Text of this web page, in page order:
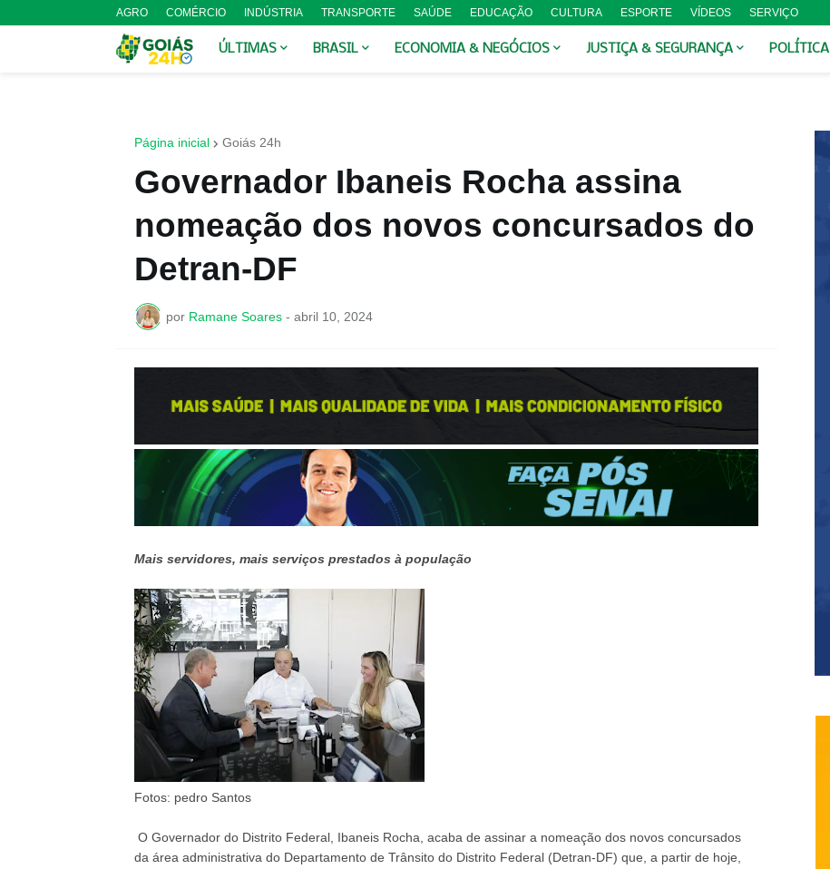
AGRO COMÉRCIO INDÚSTRIA TRANSPORTE SAÚDE EDUCAÇÃO CULTURA ESPORTE VÍDEOS SERVIÇO
ÚLTIMAS BRASIL ECONOMIA & NEGÓCIOS JUSTIÇA & SEGURANÇA POLÍTICA
Página inicial Goiás 24h
Governador Ibaneis Rocha assina
nomeação dos novos concursados do
Detran-DF
por Ramane Soares - abril 10, 2024
Mais servidores, mais serviços prestados à população
Fotos: pedro Santos
O Governador do Distrito Federal, Ibaneis Rocha, acaba de assinar a nomeação dos novos concursados
da área administrativa do Departamento de Trânsito do Distrito Federal (Detran-DF) que, a partir de hoje,